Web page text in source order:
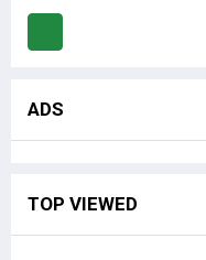
ADS
TOP VIEWED